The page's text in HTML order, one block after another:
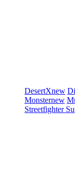
DesertXnew
Monsternew
Streetfighter